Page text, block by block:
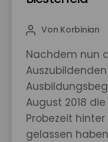
Beitragsautor
Von Korbinian
Nachdem nun
August 2018
Probezeit hinter
gelassen